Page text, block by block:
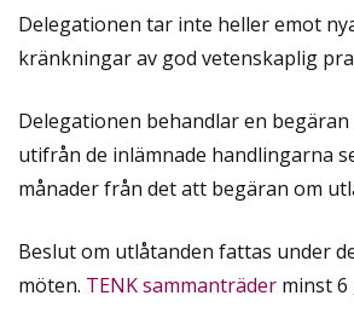
Delegationen tar inte heller emot
kränkningar av god vetenskaplig
Delegationen behandlar en
utifrån de inlämnade handlingarna
månader från det att begäran om
Beslut om utlåtanden fattas under
möten. TENK sammanträder minst